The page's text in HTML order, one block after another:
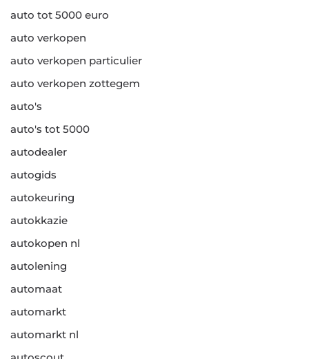
auto tot 5000 euro
auto verkopen
auto verkopen particulier
auto verkopen zottegem
auto's
auto's tot 5000
autodealer
autogids
autokeuring
autokkazie
autokopen nl
autolening
automaat
automarkt
automarkt nl